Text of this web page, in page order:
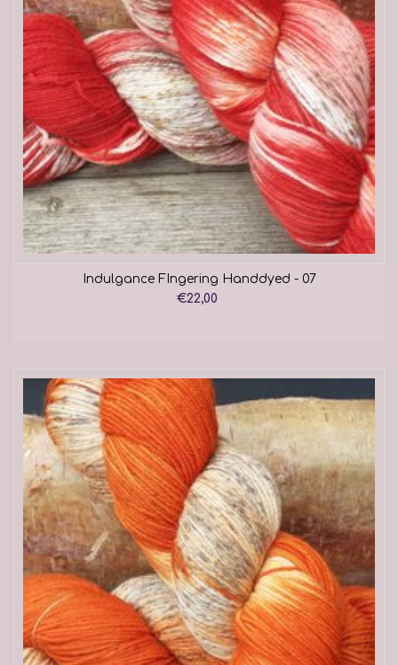
Indulgance FIngering Handdyed - 07
€22,00